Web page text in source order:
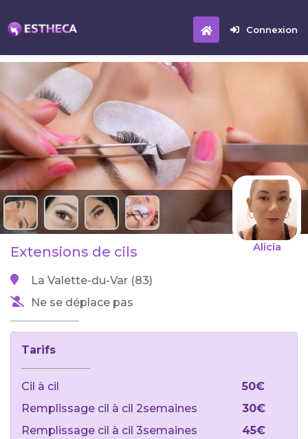
Connexion
Alicia
Extensions de cils
La Valette-du-Var (83)
Ne se déplace pas
Tarifs
Cil à cil
50€
Remplissage cil à cil 2semaines
30€
Remplissage cil à cil 3semaines
45€